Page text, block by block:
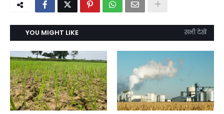
YOU MIGHT LIKE सभी देखें